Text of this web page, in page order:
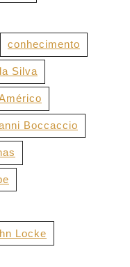
conhecimento
Silva
Boccaccio
Locke